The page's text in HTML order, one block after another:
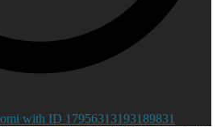
with ID 17956313193189831